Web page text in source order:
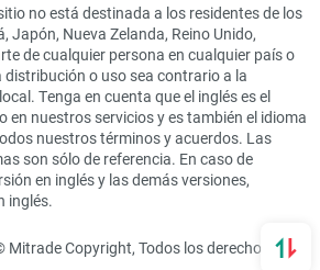
no está destinada a los residentes de los
Japón, Nueva Zelanda, Reino Unido,
de cualquier persona en cualquier país o
o uso sea contrario a la
Tenga en cuenta que el inglés es el
en nuestros servicios y es también el idioma
nuestros términos y acuerdos. Las
son sólo de referencia. En caso de
en inglés y las demás versiones,
inglés.
Copyright, Todos los derechos